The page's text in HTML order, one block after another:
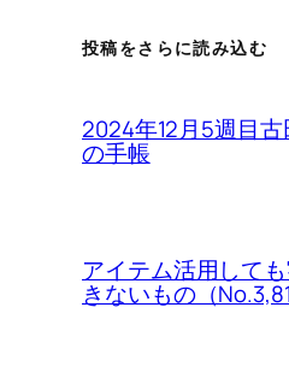
投稿をさらに読み込む
2024年12月5週目
の手帳
アイテム活用して
きないもの（